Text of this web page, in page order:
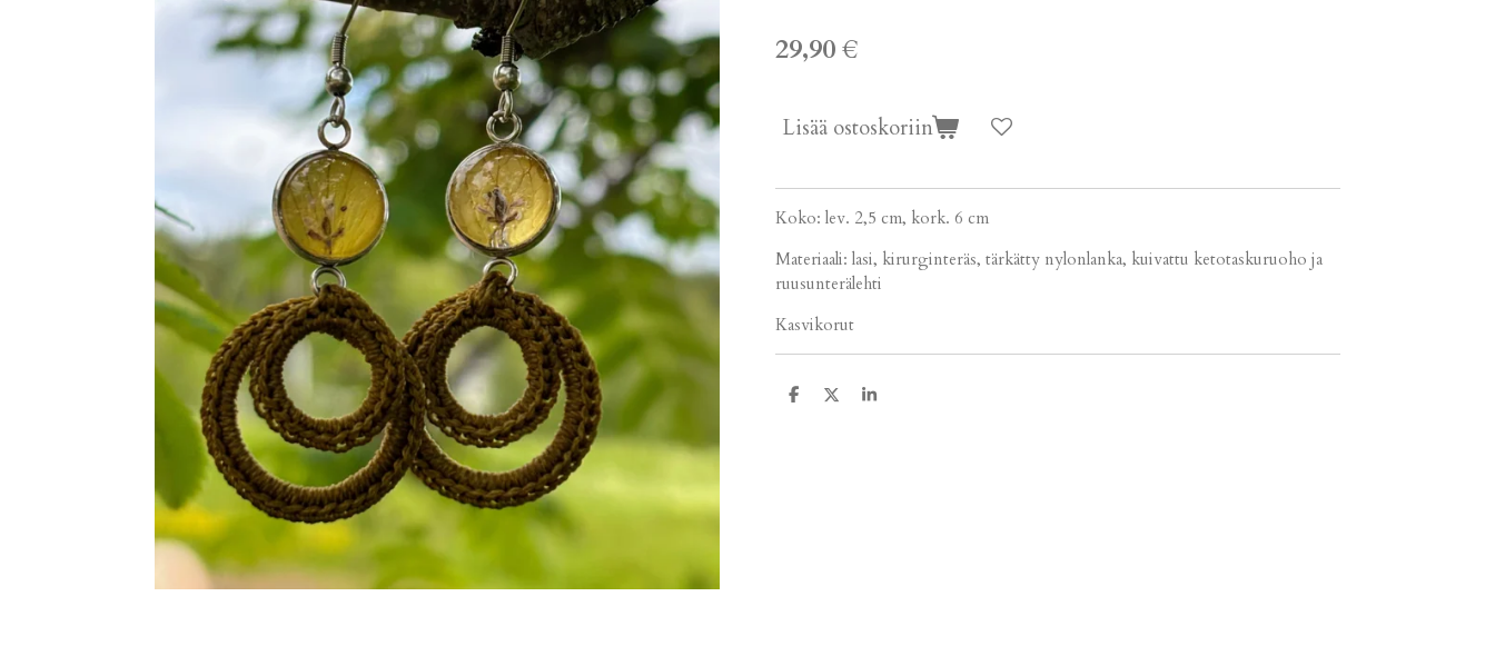
29,90 €
Lisää ostoskoriin
Koko: lev. 2,5 cm, kork. 6 cm
Materiaali: lasi, kirurginteräs, tärkätty nylonlanka, kuivattu ketotaskuruoho ja
ruusunterälehti
Kasvikorut
J
J
J